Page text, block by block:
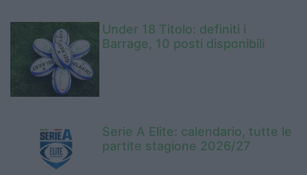
Under 18 Titolo: definiti i
Barrage, 10 posti disponibili
Serie A Elite: calendario, tutte le
partite stagione 2026/27